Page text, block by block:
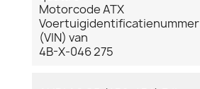
Motorcode ATX
Voertuigidentificatienummer
(VIN) van
4B-X-046 275